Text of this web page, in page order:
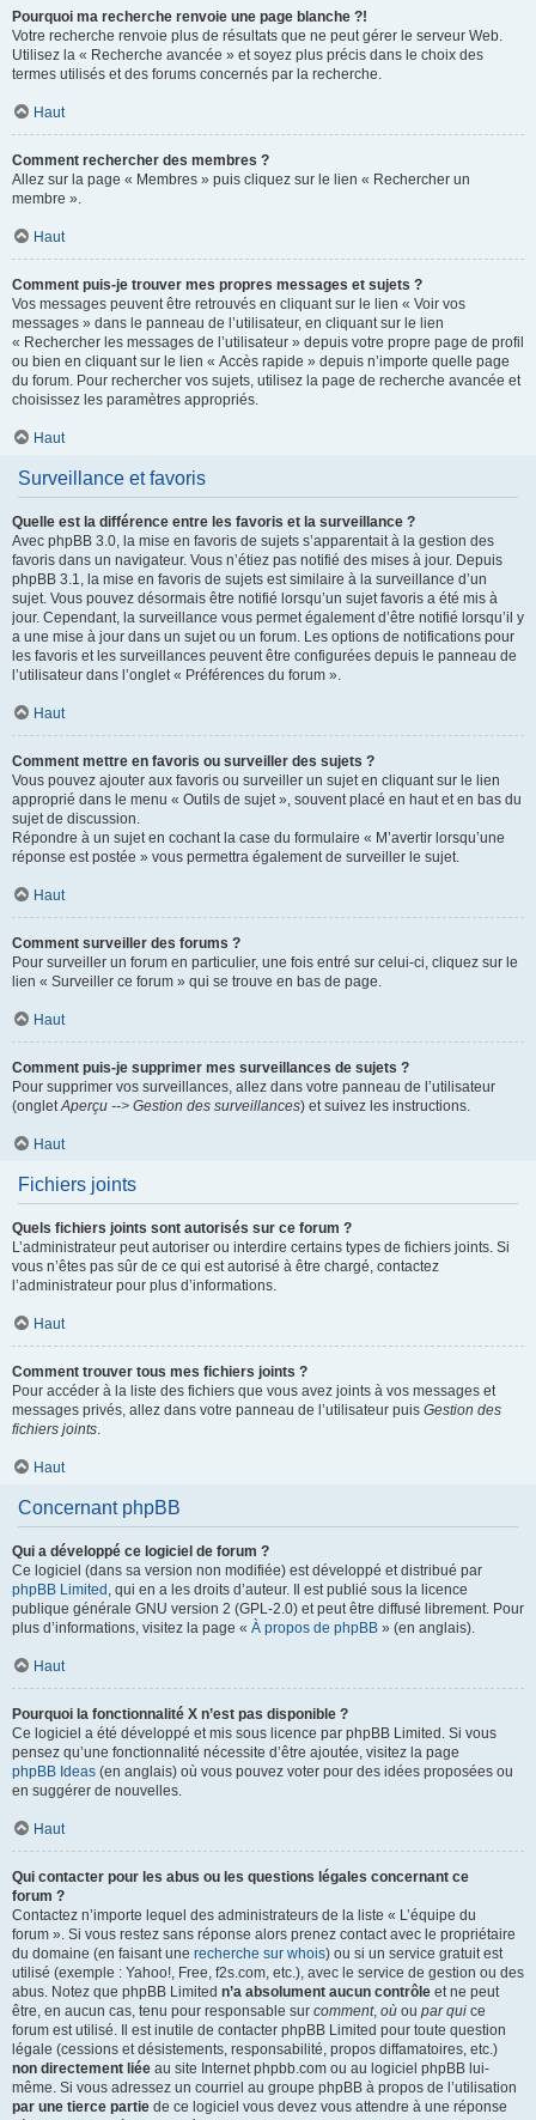
Pourquoi ma recherche renvoie une page blanche ?!
Votre recherche renvoie plus de résultats que ne peut gérer le serveur Web.
Utilisez la « Recherche avancée » et soyez plus précis dans le choix des
termes utilisés et des forums concernés par la recherche.
Haut
Comment rechercher des membres ?
Allez sur la page « Membres » puis cliquez sur le lien « Rechercher un
membre ».
Haut
Comment puis-je trouver mes propres messages et sujets ?
Vos messages peuvent être retrouvés en cliquant sur le lien « Voir vos
messages » dans le panneau de l’utilisateur, en cliquant sur le lien
« Rechercher les messages de l’utilisateur » depuis votre propre page de profil
ou bien en cliquant sur le lien « Accès rapide » depuis n’importe quelle page
du forum. Pour rechercher vos sujets, utilisez la page de recherche avancée et
choisissez les paramètres appropriés.
Haut
Surveillance et favoris
Quelle est la différence entre les favoris et la surveillance ?
Avec phpBB 3.0, la mise en favoris de sujets s’apparentait à la gestion des
favoris dans un navigateur. Vous n’étiez pas notifié des mises à jour. Depuis
phpBB 3.1, la mise en favoris de sujets est similaire à la surveillance d’un
sujet. Vous pouvez désormais être notifié lorsqu’un sujet favoris a été mis à
jour. Cependant, la surveillance vous permet également d’être notifié lorsqu’il y
a une mise à jour dans un sujet ou un forum. Les options de notifications pour
les favoris et les surveillances peuvent être configurées depuis le panneau de
l’utilisateur dans l’onglet « Préférences du forum ».
Haut
Comment mettre en favoris ou surveiller des sujets ?
Vous pouvez ajouter aux favoris ou surveiller un sujet en cliquant sur le lien
approprié dans le menu « Outils de sujet », souvent placé en haut et en bas du
sujet de discussion.
Répondre à un sujet en cochant la case du formulaire « M’avertir lorsqu’une
réponse est postée » vous permettra également de surveiller le sujet.
Haut
Comment surveiller des forums ?
Pour surveiller un forum en particulier, une fois entré sur celui-ci, cliquez sur le
lien « Surveiller ce forum » qui se trouve en bas de page.
Haut
Comment puis-je supprimer mes surveillances de sujets ?
Pour supprimer vos surveillances, allez dans votre panneau de l’utilisateur
(ongletAperçu --> Gestion des surveillances) et suivez les instructions.
Haut
Fichiers joints
Quels fichiers joints sont autorisés sur ce forum ?
L’administrateur peut autoriser ou interdire certains types de fichiers joints. Si
vous n’êtes pas sûr de ce qui est autorisé à être chargé, contactez
l’administrateur pour plus d’informations.
Haut
Comment trouver tous mes fichiers joints ?
Pour accéder à la liste des fichiers que vous avez joints à vos messages et
messages privés, allez dans votre panneau de l’utilisateur puis Gestion des
fichiers joints.
Haut
Concernant phpBB
Qui a développé ce logiciel de forum ?
Ce logiciel (dans sa version non modifiée) est développé et distribué par
phpBB Limited , qui en a les droits d’auteur. Il est publié sous la licence
publique générale GNU version 2 (GPL-2.0) et peut être diffusé librement. Pour
plus d’informations, visitez la page « À propos de phpBB » (en anglais).
Haut
Pourquoi la fonctionnalité X n’est pas disponible ?
Ce logiciel a été développé et mis sous licence par phpBB Limited. Si vous
pensez qu’une fonctionnalité nécessite d’être ajoutée, visitez la page
phpBB Ideas (en anglais) où vous pouvez voter pour des idées proposées ou
en suggérer de nouvelles.
Haut
Qui contacter pour les abus ou les questions légales concernant ce
forum ?
Contactez n’importe lequel des administrateurs de la liste « L’équipe du
forum ». Si vous restez sans réponse alors prenez contact avec le propriétaire
du domaine (en faisant une recherche sur whois) ou si un service gratuit est
utilisé (exemple : Yahoo!, Free, f2s.com, etc.), avec le service de gestion ou des
abus. Notez que phpBB Limited n’a absolument aucun contrôle et ne peut
être, en aucun cas, tenu pour responsable sur comment, où ou par qui ce
forum est utilisé. Il est inutile de contacter phpBB Limited pour toute question
légale (cessions et désistements, responsabilité, propos diffamatoires, etc.)
non directement liée au site Internet phpbb.com ou au logiciel phpBB lui-
même. Si vous adressez un courriel au groupe phpBB à propos de l’utilisation
par une tierce partie de ce logiciel vous devez vous attendre à une réponse